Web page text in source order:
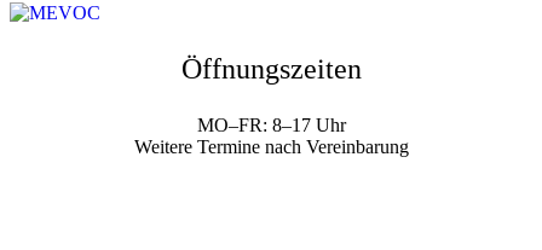
Öffnungszeiten
MO–FR: 8–17 Uhr
Weitere Termine nach Vereinbarung